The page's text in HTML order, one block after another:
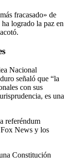
fracasado» de
logrado la paz en
Nacional
señaló que “la
con sus
es una
referéndum
Fox News y los
Constitución